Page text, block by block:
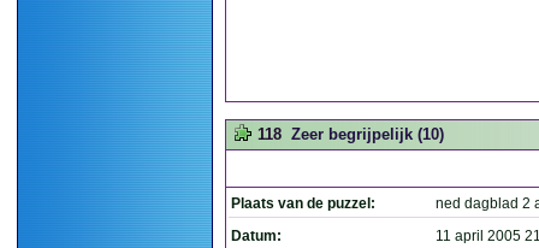
118 Zeer begrijpelijk (10)
Plaats van de puzzel:
ned dagblad 2
Datum:
11 april 2005